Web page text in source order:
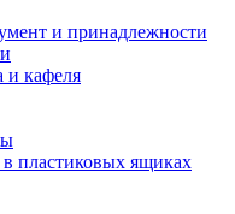
и принадлежности
и кафеля
пластиковых ящиках